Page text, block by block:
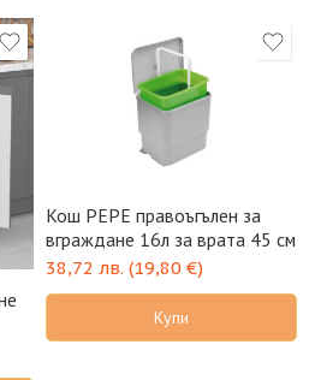
Кош PEPE правоъгълен за
вграждане 16л за врата 45 см
38,72 лв. (19,80 €)
Купи